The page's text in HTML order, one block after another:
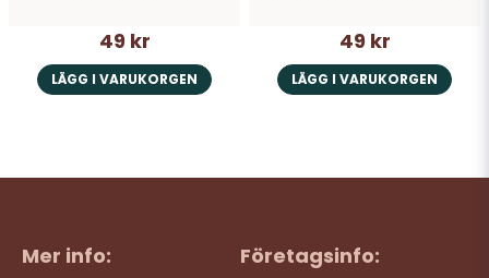
49 kr
LÄGG I VARUKORGEN
49 kr
LÄGG I VARUKORGEN
Mer info: Företagsinfo: